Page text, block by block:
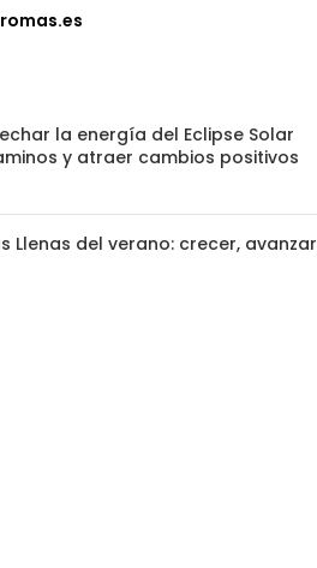
la energía del Eclipse Solar
y atraer cambios positivos
Llenas del verano: crecer, avanzar